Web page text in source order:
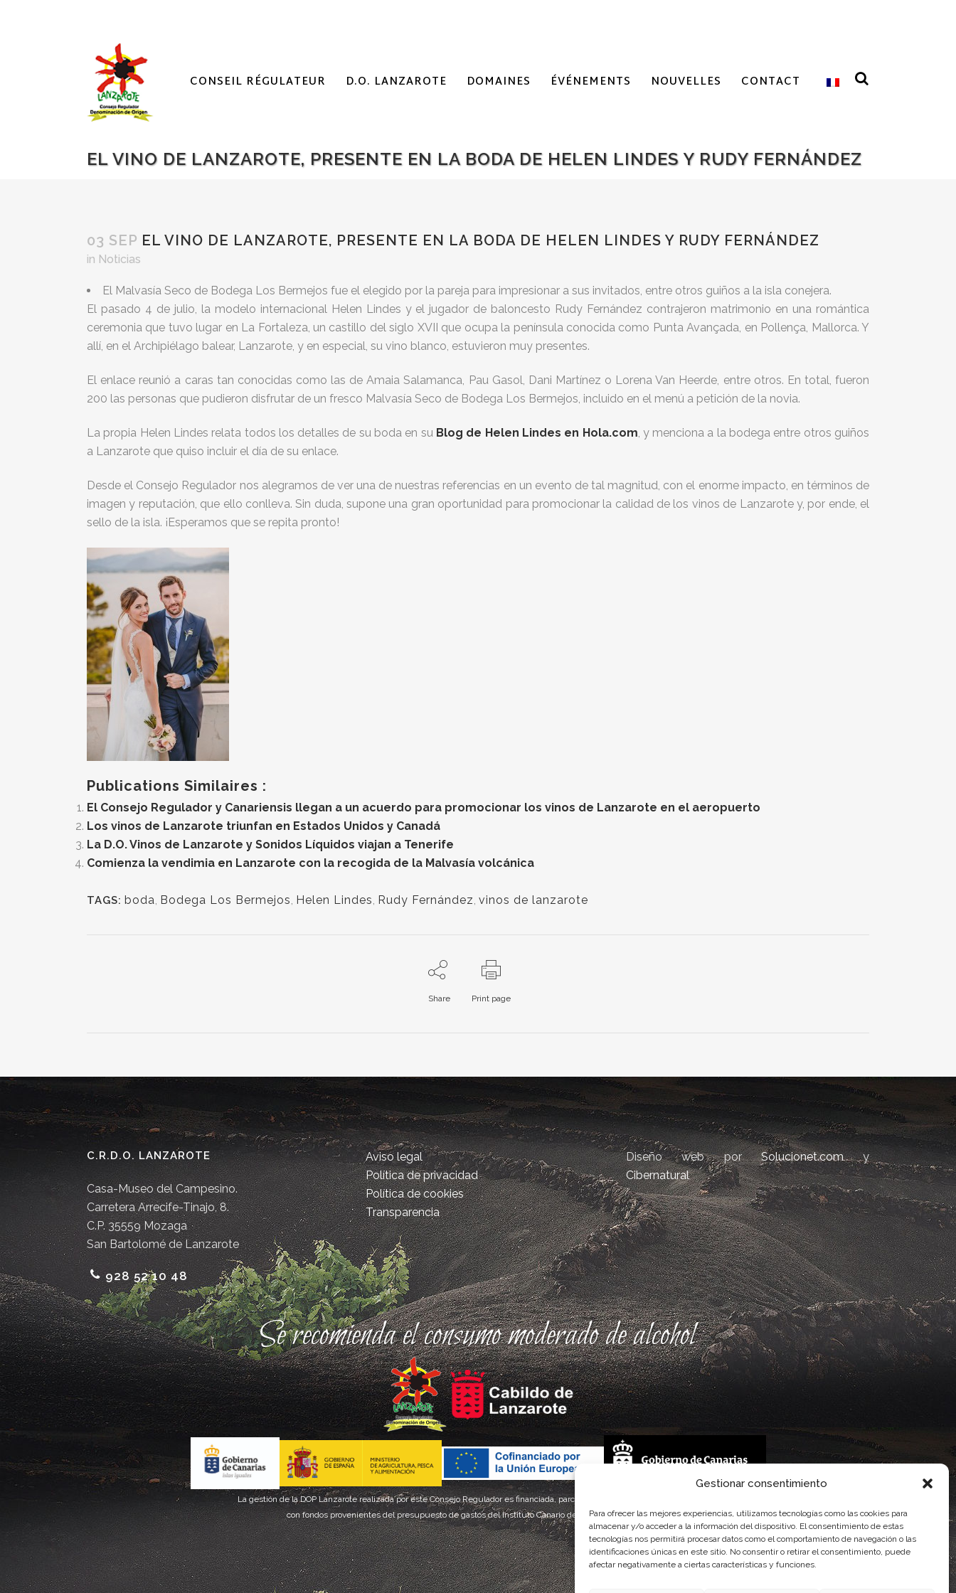
Gestionar consentimiento
Para ofrecer las mejores experiencias, utilizamos tecnologías como las cookies para
almacenar y/o acceder a la información del dispositivo. El consentimiento de estas
tecnologías nos permitirá procesar datos como el comportamiento de navegación o las
identificaciones únicas en este sitio. No consentir o retirar el consentimiento, puede
afectar negativamente a ciertas características y funciones.
CONSEIL RÉGULATEUR D.O. LANZAROTE DOMAINES ÉVÉNEMENTS NOUVELLES CONTACT
EL VINO DE LANZAROTE, PRESENTE EN LA BODA DE HELEN LINDES Y RUDY FERNÁNDEZ
03 SEP EL VINO DE LANZAROTE, PRESENTE EN LA BODA DE HELEN LINDES Y RUDY FERNÁNDEZ
in Noticias
El Malvasía Seco de Bodega Los Bermejos fue el elegido por la pareja para impresionar a sus invitados, entre otros guiños a la isla conejera.
El pasado 4 de julio, la modelo internacional Helen Lindes y el jugador de baloncesto Rudy Fernández contrajeron matrimonio en una romántica
ceremonia que tuvo lugar en La Fortaleza, un castillo del siglo XVII que ocupa la península conocida como Punta Avançada, en Pollença, Mallorca. Y
allí, en el Archipiélago balear, Lanzarote, y en especial, su vino blanco, estuvieron muy presentes.
El enlace reunió a caras tan conocidas como las de Amaia Salamanca, Pau Gasol, Dani Martínez o Lorena Van Heerde, entre otros. En total, fueron
200 las personas que pudieron disfrutar de un fresco Malvasía Seco de Bodega Los Bermejos, incluido en el menú a petición de la novia.
La propia Helen Lindes relata todos los detalles de su boda en su Blog de Helen Lindes en Hola.com, y menciona a la bodega entre otros guiños
a Lanzarote que quiso incluir el día de su enlace.
Desde el Consejo Regulador nos alegramos de ver una de nuestras referencias en un evento de tal magnitud, con el enorme impacto, en términos de
imagen y reputación, que ello conlleva. Sin duda, supone una gran oportunidad para promocionar la calidad de los vinos de Lanzarote y, por ende, el
sello de la isla. ¡Esperamos que se repita pronto!
Publications Similaires :
El Consejo Regulador y Canariensis llegan a un acuerdo para promocionar los vinos de Lanzarote en el aeropuerto
Los vinos de Lanzarote triunfan en Estados Unidos y Canadá
La D.O. Vinos de Lanzarote y Sonidos Líquidos viajan a Tenerife
Comienza la vendimia en Lanzarote con la recogida de la Malvasía volcánica
TAGS: boda, Bodega Los Bermejos, Helen Lindes, Rudy Fernández, vinos de lanzarote
Share Print page
C.R.D.O. LANZAROTE
Casa-Museo del Campesino.
Carretera Arrecife-Tinajo, 8.
C.P. 35559 Mozaga
San Bartolomé de Lanzarote
928 52 10 48
Aviso legal
Política de privacidad
Política de cookies
Transparencia
Diseño web porSolucionet.comy
Cibernatural
Se recomienda el consumo moderado de alcohol
La gestión de la DOP Lanzarote realizada por este Consejo Regulador es financiada, parcialmente, por el Gobierno de Canarias
con fondos provenientes del presupuesto de gastos del Instituto Canario de Calidad Agroalimentaria